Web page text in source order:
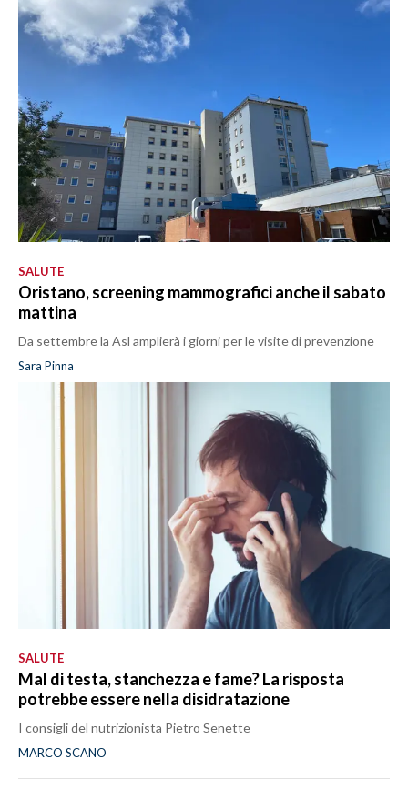
SALUTE
Oristano, screening mammografici anche il sabato
mattina
Da settembre la Asl amplierà i giorni per le visite di prevenzione
Sara Pinna
SALUTE
Mal di testa, stanchezza e fame? La risposta
potrebbe essere nella disidratazione
I consigli del nutrizionista Pietro Senette
MARCO SCANO